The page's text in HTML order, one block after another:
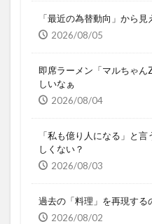
「最近の為替動向」から
2026/08/05
即席ラーメン「マルちゃ
しいなぁ
2026/08/04
「私も億り人になる」と
しくない？
2026/08/03
過去の「料理」を再現する
2026/08/02